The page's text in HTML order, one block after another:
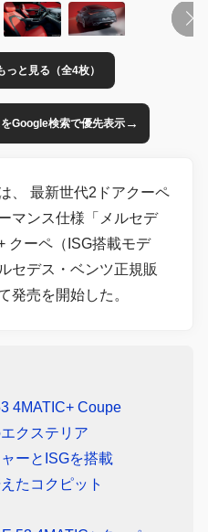
と見る（全4枚）
Google検索で優先表示→
、 最新世代2ドアクーペ
マンス仕様「メルセデ
クーペ（ISG搭載モデ
セデス・ベンツ正規販
発売を開始した。
4MATIC+ Coupe
クステリア
ーとISGを搭載
たコクピット